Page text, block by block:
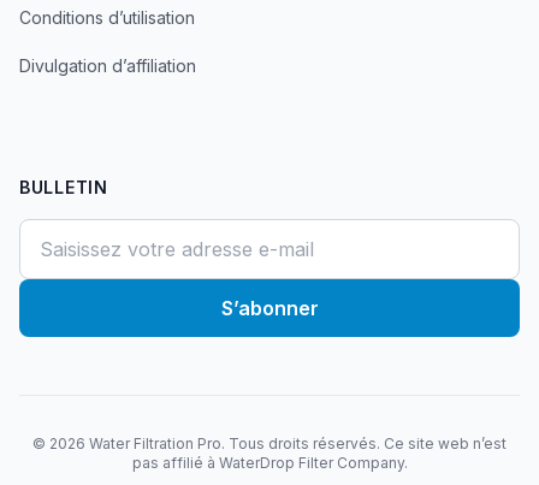
Conditions d’utilisation
Divulgation d’affiliation
BULLETIN
S’abonner
© 2026 Water Filtration Pro. Tous droits réservés. Ce site web n’est
pas affilié à WaterDrop Filter Company.